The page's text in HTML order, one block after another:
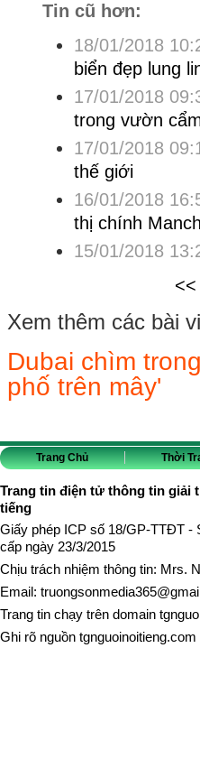
Tin cũ hơn:
18/01/2018
biển đẹp lung
17/01/2018
trong vườn
17/01/2018
thế giới
16/01/2018
thị chính
15/01/2018
Xem thêm các bài
Dubai chìm
phố trên mây'
Trang Chủ Thời
Trang tin điện tử thông tin giải
tiếng
Giấy phép ICP số 18/GP-TTĐT -
cấp ngày 23/3/2015
Chịu trách nhiệm thông tin: Mrs.
Email:
Trang tin chạy trên domain
Ghi rõ nguồn tgnguoinoitieng.com